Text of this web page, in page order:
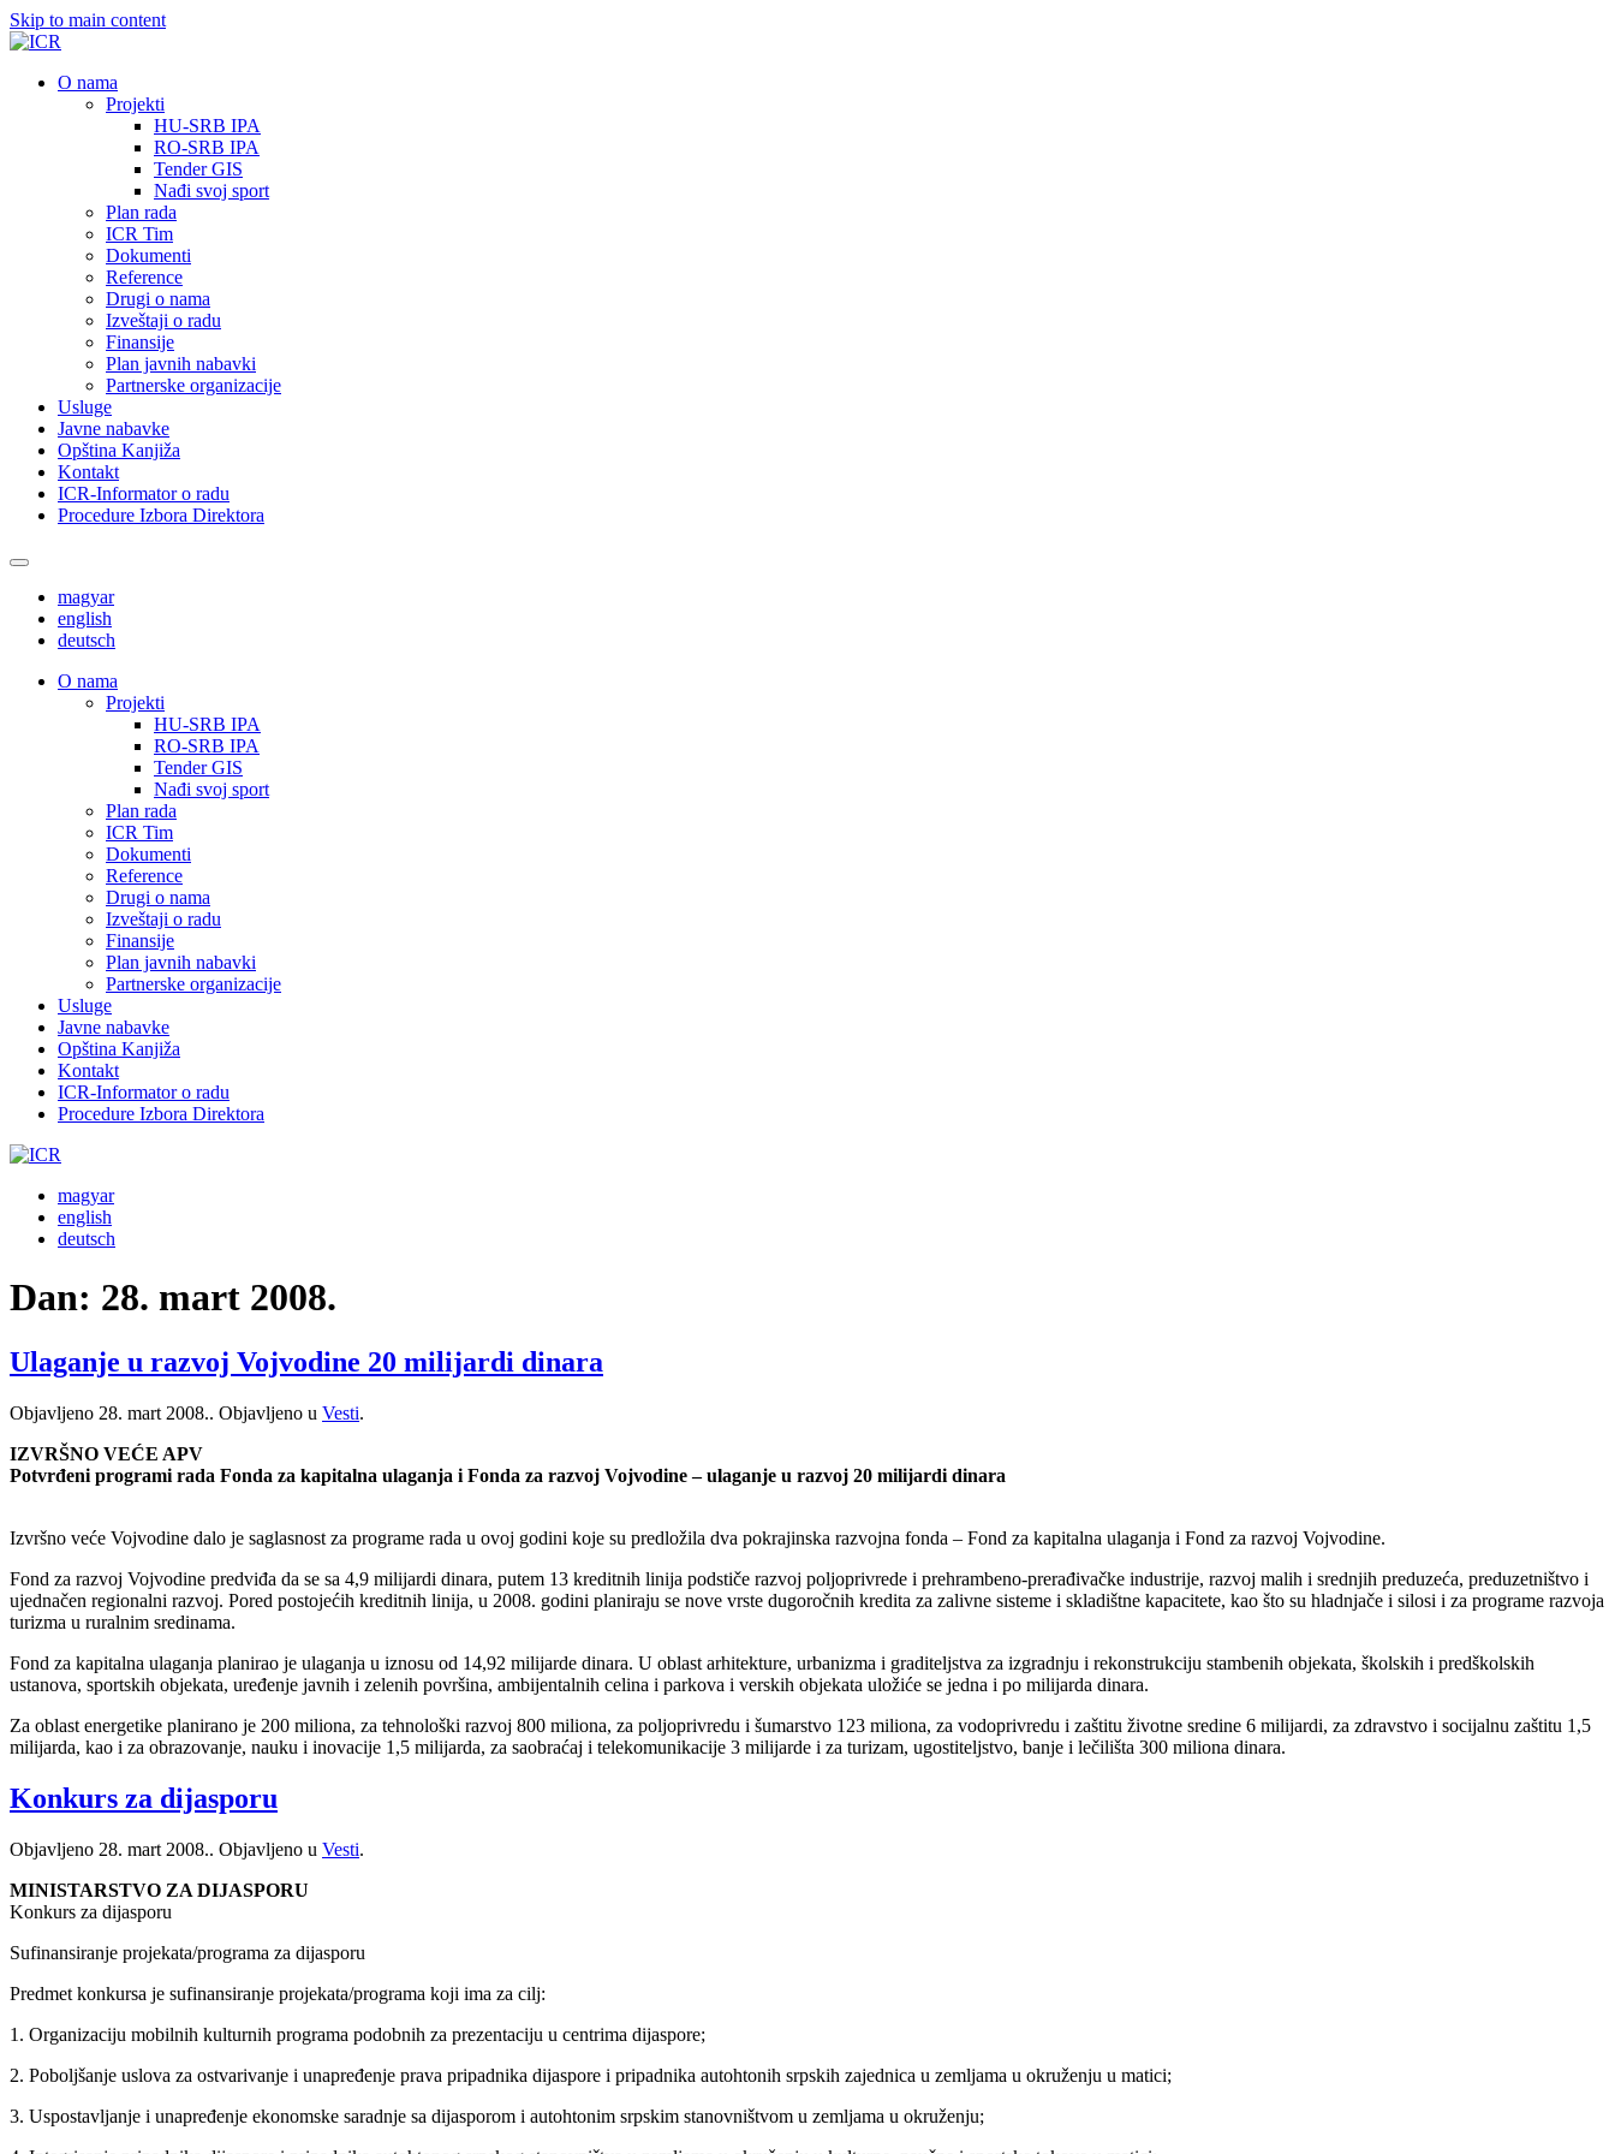
Skip to main content
О nama
Projekti
HU-SRB IPA
RO-SRB IPA
Tender GIS
Nađi svoj sport
Plan rada
ICR Tim
Dokumenti
Reference
Drugi o nama
Izveštaji o radu
Finansije
Plan javnih nabavki
Partnerske organizacije
Usluge
Javne nabavke
Opština Kanjiža
Kontakt
ICR-Informator o radu
Procedure Izbora Direktora
magyar
english
deutsch
О nama
Projekti
HU-SRB IPA
RO-SRB IPA
Tender GIS
Nađi svoj sport
Plan rada
ICR Tim
Dokumenti
Reference
Drugi o nama
Izveštaji o radu
Finansije
Plan javnih nabavki
Partnerske organizacije
Usluge
Javne nabavke
Opština Kanjiža
Kontakt
ICR-Informator o radu
Procedure Izbora Direktora
magyar
english
deutsch
Dan: 28. mart 2008.
Ulaganje u razvoj Vojvodine 20 milijardi dinara
Objavljeno 28. mart 2008.. Objavljeno u Vesti.
IZVRŠNO VEĆE APV
Potvrđeni programi rada Fonda za kapitalna ulaganja i Fonda za razvoj Vojvodine – ulaganje u razvoj 20 milijardi dinara
Izvršno veće Vojvodine dalo je saglasnost za programe rada u ovoj godini koje su predložila dva pokrajinska razvojna fonda – Fond za kapitalna ulaganja i Fond za razvoj Vojvodine.
Fond za razvoj Vojvodine predviđa da se sa 4,9 milijardi dinara, putem 13 kreditnih linija podstiče razvoj poljoprivrede i prehrambeno-prerađivačke industrije, razvoj malih i srednjih preduzeća, preduzetništvo i
ujednačen regionalni razvoj. Pored postojećih kreditnih linija, u 2008. godini planiraju se nove vrste dugoročnih kredita za zalivne sisteme i skladištne kapacitete, kao što su hladnjače i silosi i za programe razvoja
turizma u ruralnim sredinama.
Fond za kapitalna ulaganja planirao je ulaganja u iznosu od 14,92 milijarde dinara. U oblast arhitekture, urbanizma i graditeljstva za izgradnju i rekonstrukciju stambenih objekata, školskih i predškolskih
ustanova, sportskih objekata, uređenje javnih i zelenih površina, ambijentalnih celina i parkova i verskih objekata uložiće se jedna i po milijarda dinara.
Za oblast energetike planirano je 200 miliona, za tehnološki razvoj 800 miliona, za poljoprivredu i šumarstvo 123 miliona, za vodoprivredu i zaštitu životne sredine 6 milijardi, za zdravstvo i socijalnu zaštitu 1,5
milijarda, kao i za obrazovanje, nauku i inovacije 1,5 milijarda, za saobraćaj i telekomunikacije 3 milijarde i za turizam, ugostiteljstvo, banje i lečilišta 300 miliona dinara.
Konkurs za dijasporu
Objavljeno 28. mart 2008.. Objavljeno u Vesti.
MINISTARSTVO ZA DIJASPORU
Konkurs za dijasporu
Sufinansiranje projekata/programa za dijasporu
Predmet konkursa je sufinansiranje projekata/programa koji ima za cilj:
1. Organizaciju mobilnih kulturnih programa podobnih za prezentaciju u centrima dijaspore;
2. Poboljšanje uslova za ostvarivanje i unapređenje prava pripadnika dijaspore i pripadnika autohtonih srpskih zajednica u zemljama u okruženju u matici;
3. Uspostavljanje i unapređenje ekonomske saradnje sa dijasporom i autohtonim srpskim stanovništvom u zemljama u okruženju;